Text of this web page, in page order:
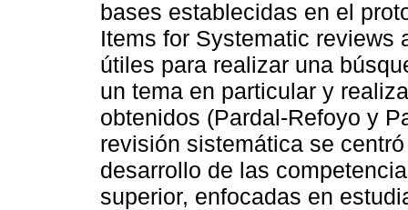
bases establecidas en el
Items for Systematic reviews
útiles para realizar una
un tema en particular y
obtenidos (Pardal-Refoyo y
revisión sistemática se
desarrollo de las
superior, enfocadas en